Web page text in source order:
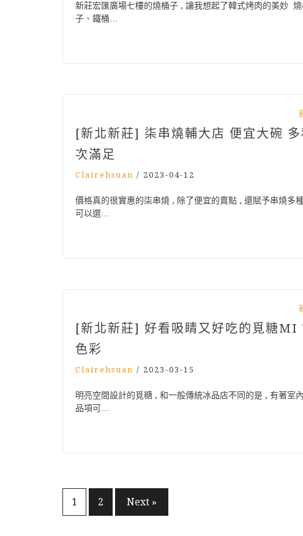
新莊宏匯廣場七樓的燒桶子 , 讓我想起了韓式烤肉的美妙
子、鐵桶…
[新北新莊] 柒串燒輔大店 便宜大碗
次滿足
Clairehsuan / 2023-04-12
價格真的很實惠的柒串燒 , 除了便宜的賣點 , 還賦予串燒多
可以選…
[新北新莊] 好看吸睛又好吃的覓糖MI
色彩
Clairehsuan / 2023-03-15
明亮空間設計的覓糖 , 和一般傳統冰品店不同的是 , 有著室
品項可…
文
1 2 Next »